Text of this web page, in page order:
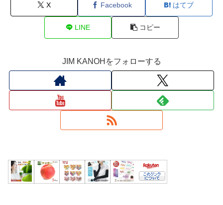
X Facebook はてブ
LINE コピー
JIM KANOHをフォローする